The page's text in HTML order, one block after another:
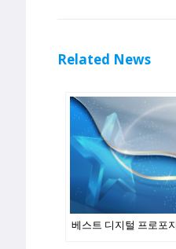
Related News
베스트 디지털 프로포